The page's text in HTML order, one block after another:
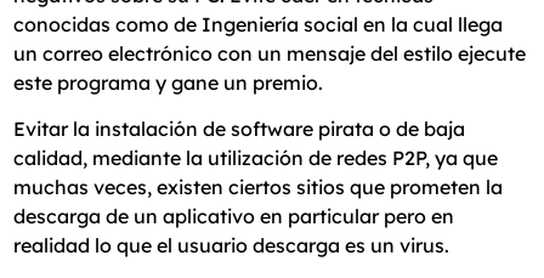
conocidas como de Ingeniería social en la cual llega
un correo electrónico con un mensaje del estilo ejecute
este programa y gane un premio.
Evitar la instalación de software pirata o de baja
calidad, mediante la utilización de redes P2P, ya que
muchas veces, existen ciertos sitios que prometen la
descarga de un aplicativo en particular pero en
realidad lo que el usuario descarga es un virus.